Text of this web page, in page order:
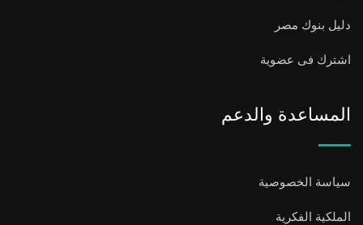
دليل بنوك مصر
اشترك فى عضوية
المساعدة والدعم
سياسة الخصوصية
الملكية الفكرية